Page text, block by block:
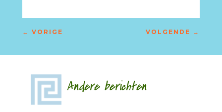
← VORIGE VOLGENDE →
Andere berichten